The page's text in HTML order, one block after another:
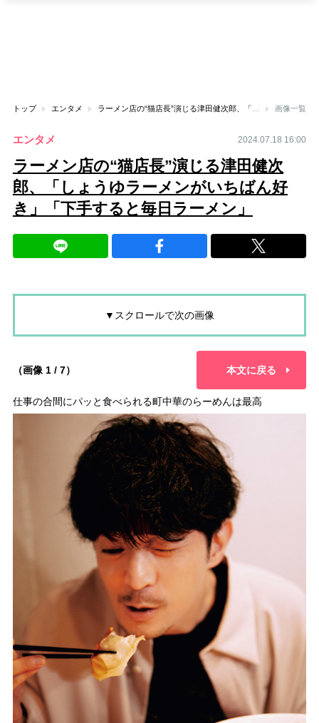
トップ エンタメ 画像一覧
エンタメ 2024.07.18 16:00
ラーメン店の“猫店長”演じる津田健次
郎、「しょうゆラーメンがいちばん好
き」「下手すると毎日ラーメン」
▼スクロールで次の画像
（画像 1 / 7） 本文に戻る
仕事の合間にパッと食べられる町中華のらーめんは最高